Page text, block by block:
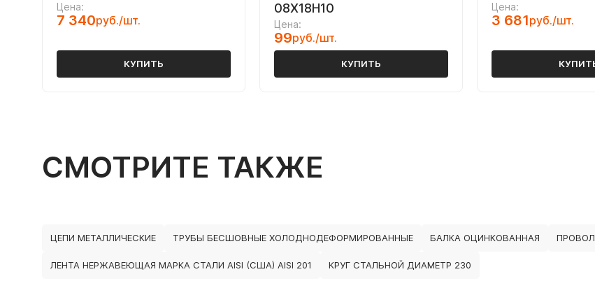
Цена:
7 340руб./шт.
КУПИТЬ
08Х18Н10
Цена:
99руб./шт.
КУПИТЬ
Цена:
3 681руб./шт.
СМОТРИТЕ ТАКЖЕ
ЦЕПИ МЕТАЛЛИЧЕСКИЕ ТРУБЫ БЕСШОВНЫЕ ХОЛОДНОДЕФОРМИРОВАННЫЕ БАЛКА ОЦИНКОВАННАЯ
ЛЕНТА НЕРЖАВЕЮЩАЯ МАРКА СТАЛИ AISI (США) AISI 201 КРУГ СТАЛЬНОЙ ДИАМЕТР 230